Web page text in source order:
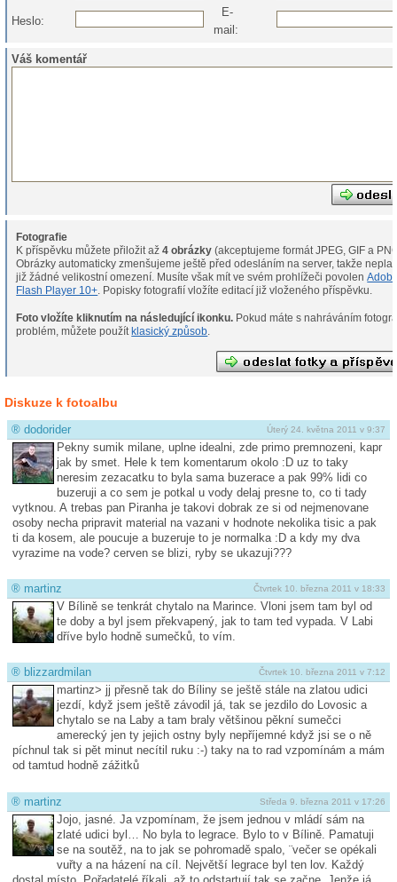
Heslo:
E-
mail:
Váš komentář
Fotografie
K příspěvku můžete přiložit až4 obrázky (akceptujeme formát JPEG, GIF a
Obrázky automaticky zmenšujeme ještě před odesláním na server, takže
již žádné velikostní omezení. Musíte však mít ve svém prohlížeči povolen
Flash Player 10+ . Popisky fotografií vložíte editací již vloženého příspěvku.
Foto vložíte kliknutím na následující ikonku.
problém, můžete použít klasický způsob.
Diskuze k fotoalbu
Úterý 24. května 2011 v 9:37
® dodorider
Pekny sumik milane, uplne idealni, zde primo premnozeni, kapr
jak by smet. Hele k tem komentarum okolo :D uz to taky
neresim zezacatku to byla sama buzerace a pak 99% lidi co
buzeruji a co sem je potkal u vody delaj presne to, co ti tady
vytknou. A trebas pan Piranha je takovi dobrak ze si od nejmenovane
osoby necha pripravit material na vazani v hodnote nekolika tisic a pak
ti da kosem, ale poucuje a buzeruje to je normalka :D a kdy my dva
vyrazime na vode? cerven se blizi, ryby se ukazuji???
Čtvrtek 10. března 2011 v 18:33
® martinz
V Bílině se tenkrát chytalo na Marince. Vloni jsem tam byl od
te doby a byl jsem překvapený, jak to tam ted vypada. V Labi
dříve bylo hodně sumečků, to vím.
Čtvrtek 10. března 2011 v 7:12
® blizzardmilan
martinz> jj přesně tak do Bíliny se ještě stále na zlatou udici
jezdí, když jsem ještě závodil já, tak se jezdilo do Lovosic a
chytalo se na Laby a tam braly většinou pěkní sumečci
amerecký jen ty jejich ostny byly nepříjemné když jsi se o ně
píchnul tak si pět minut necítil ruku :-) taky na to rad vzpomínám a mám
od tamtud hodně zážitků
Středa 9. března 2011 v 17:26
® martinz
Jojo, jasné. Ja vzpomínam, že jsem jednou v mládí sám na
zlaté udici byl… No byla to legrace. Bylo to v Bílině. Pamatuji
se na soutěž, na to jak se pohromadě spalo, ¨večer se opékali
vuřty a na házení na cíl. Největší legrace byl ten lov. Každý